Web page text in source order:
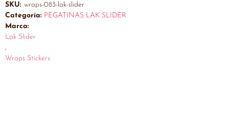
SKU: wraps-083-lak-slider
Categoría: PEGATINAS LAK SLIDER
Marca:
Lak Slider
,
Wraps Stickers